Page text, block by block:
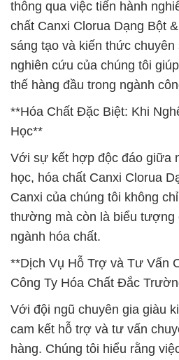
thông qua việc tiến hành
chất Canxi Clorua Dạng Bột
sáng tạo và kiến thức chuyên
nghiên cứu của chúng tôi
thế hàng đầu trong ngành
**Hóa Chất Đặc Biệt: Khi
Học**
Với sự kết hợp độc đáo giữa
học, hóa chất Canxi Clorua
Canxi của chúng tôi không
thường mà còn là biểu tượng
ngành hóa chất.
**Dịch Vụ Hỗ Trợ và Tư Vấn
Công Ty Hóa Chất Đắc
Với đội ngũ chuyên gia giàu
cam kết hỗ trợ và tư vấn
hàng. Chúng tôi hiểu rằng